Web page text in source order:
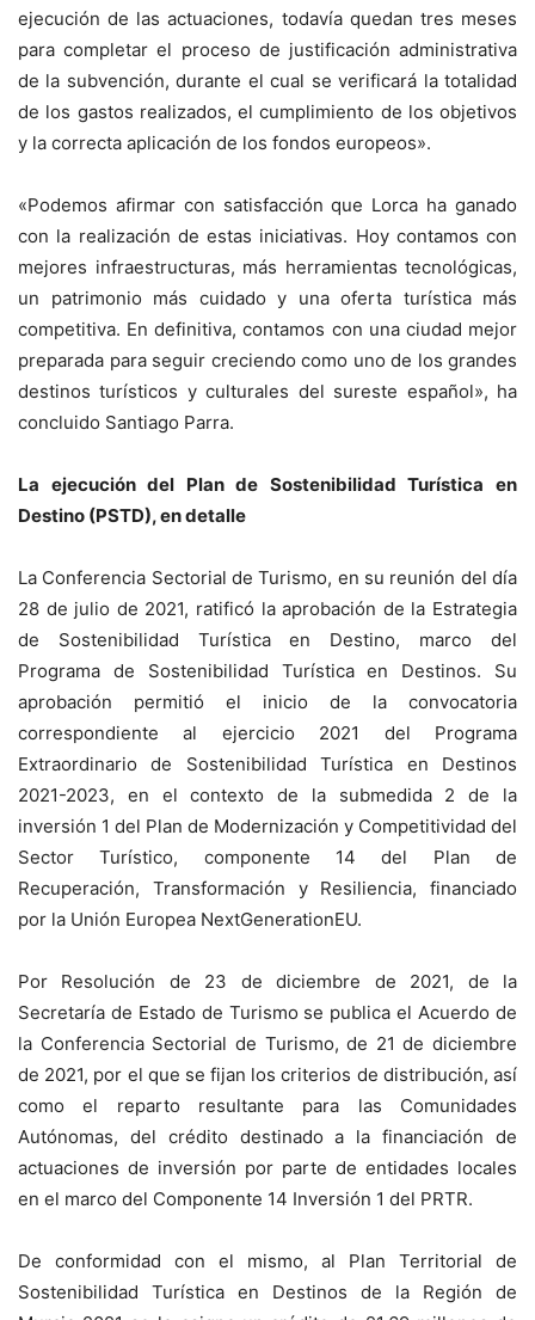
ejecución de las actuaciones, todavía quedan tres meses
para completar el proceso de justificación administrativa
de la subvención, durante el cual se verificará la totalidad
de los gastos realizados, el cumplimiento de los objetivos
y la correcta aplicación de los fondos europeos».
«Podemos afirmar con satisfacción que Lorca ha ganado
con la realización de estas iniciativas. Hoy contamos con
mejores infraestructuras, más herramientas tecnológicas,
un patrimonio más cuidado y una oferta turística más
competitiva. En definitiva, contamos con una ciudad mejor
preparada para seguir creciendo como uno de los grandes
destinos turísticos y culturales del sureste español», ha
concluido Santiago Parra.
La ejecución del Plan de Sostenibilidad Turística en
Destino (PSTD), en detalle
La Conferencia Sectorial de Turismo, en su reunión del día
28 de julio de 2021, ratificó la aprobación de la Estrategia
de Sostenibilidad Turística en Destino, marco del
Programa de Sostenibilidad Turística en Destinos. Su
aprobación permitió el inicio de la convocatoria
correspondiente al ejercicio 2021 del Programa
Extraordinario de Sostenibilidad Turística en Destinos
2021-2023, en el contexto de la submedida 2 de la
inversión 1 del Plan de Modernización y Competitividad del
Sector Turístico, componente 14 del Plan de
Recuperación, Transformación y Resiliencia, financiado
por la Unión Europea NextGenerationEU.
Por Resolución de 23 de diciembre de 2021, de la
Secretaría de Estado de Turismo se publica el Acuerdo de
la Conferencia Sectorial de Turismo, de 21 de diciembre
de 2021, por el que se fijan los criterios de distribución, así
como el reparto resultante para las Comunidades
Autónomas, del crédito destinado a la financiación de
actuaciones de inversión por parte de entidades locales
en el marco del Componente 14 Inversión 1 del PRTR.
De conformidad con el mismo, al Plan Territorial de
Sostenibilidad Turística en Destinos de la Región de